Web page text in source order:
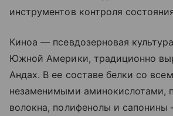
инструментов контроля
Киноа — псевдозерновая
Южной Америки, традиционно
Андах. В ее составе белки со
незаменимыми аминокислотами,
волокна, полифенолы и сапонины